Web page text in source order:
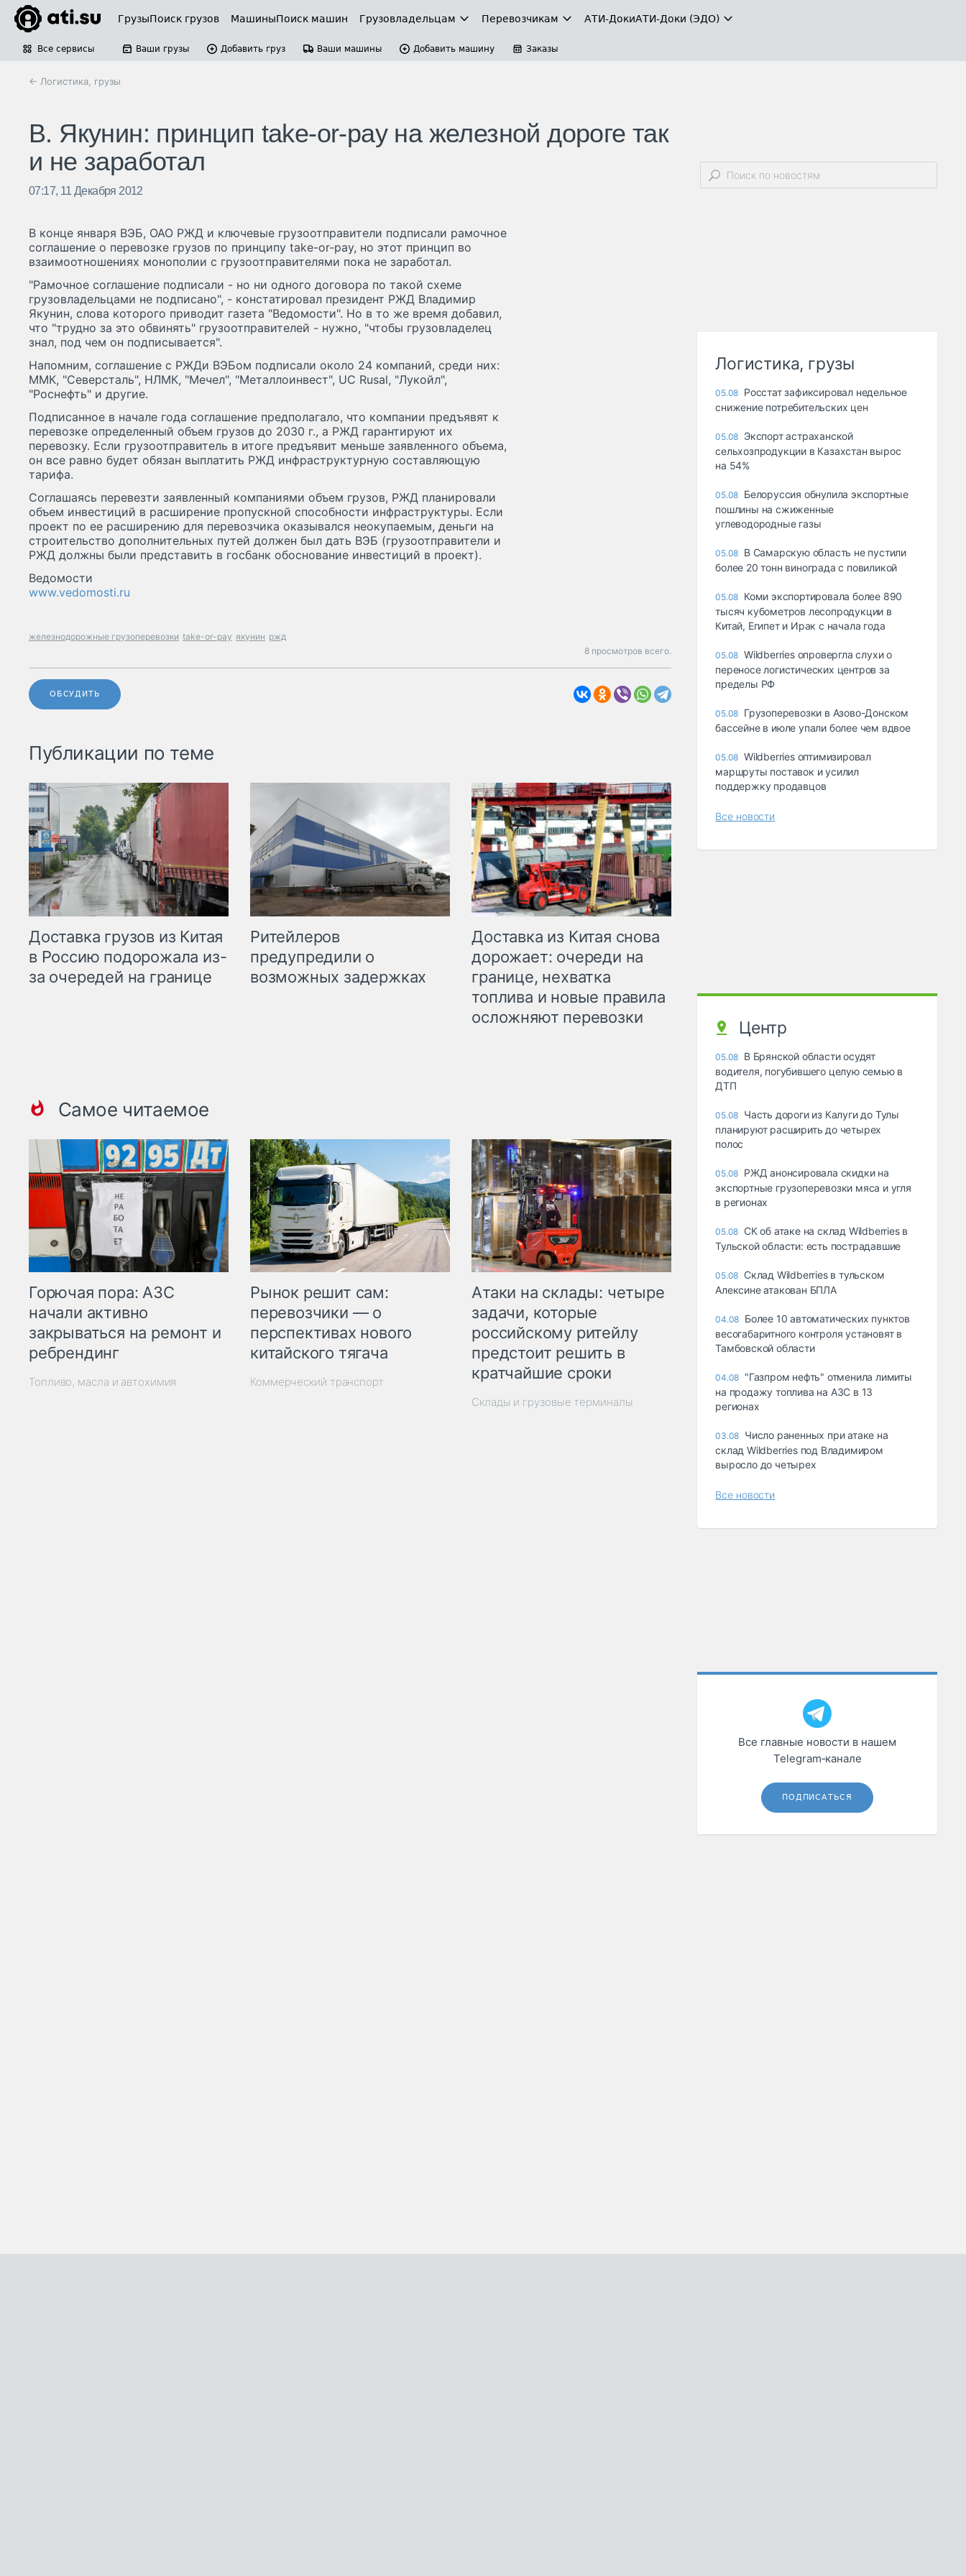
ГрузыПоиск грузов МашиныПоиск машин Грузовладельцам Перевозчикам АТИ-ДокиАТИ-Доки (ЭДО)
Все сервисы Ваши грузы Добавить груз Ваши машины Добавить машину Заказы
← Логистика, грузы
В. Якунин: принцип take-or-pay на железной дороге так
и не заработал
07:17, 11 Декабря 2012
В конце января ВЭБ, ОАО РЖД и ключевые грузоотправители подписали рамочное
соглашение о перевозке грузов по принципу take-or-pay, но этот принцип во
взаимоотношениях монополии с грузоотправителями пока не заработал.
"Рамочное соглашение подписали - но ни одного договора по такой схеме
грузовладельцами не подписано", - констатировал президент РЖД Владимир
Якунин, слова которого приводит газета "Ведомости". Но в то же время добавил,
что "трудно за это обвинять" грузоотправителей - нужно, "чтобы грузовладелец
знал, под чем он подписывается".
Напомним, соглашение с РЖДи ВЭБом подписали около 24 компаний, среди них:
ММК, "Северсталь", НЛМК, "Мечел", "Металлоинвест", UC Rusal, "Лукойл",
"Роснефть" и другие.
Подписанное в начале года соглашение предполагало, что компании предъявят к
перевозке определенный объем грузов до 2030 г., а РЖД гарантируют их
перевозку. Если грузоотправитель в итоге предъявит меньше заявленного объема,
он все равно будет обязан выплатить РЖД инфраструктурную составляющую
тарифа.
Соглашаясь перевезти заявленный компаниями объем грузов, РЖД планировали
объем инвестиций в расширение пропускной способности инфраструктуры. Если
проект по ее расширению для перевозчика оказывался неокупаемым, деньги на
строительство дополнительных путей должен был дать ВЭБ (грузоотправители и
РЖД должны были представить в госбанк обоснование инвестиций в проект).
Ведомости
www.vedomosti.ru
железнодорожные грузоперевозки take-or-pay якунин ржд
8 просмотров всего.
ОБСУДИТЬ
Публикации по теме
Доставка грузов из Китая
в Россию подорожала из-
за очередей на границе
Ритейлеров
предупредили о
возможных задержках
Доставка из Китая снова
дорожает: очереди на
границе, нехватка
топлива и новые правила
осложняют перевозки
Самое читаемое
Горючая пора: АЗС
начали активно
закрываться на ремонт и
ребрендинг
Топливо, масла и автохимия
Рынок решит сам:
перевозчики — о
перспективах нового
китайского тягача
Коммерческий транспорт
Атаки на склады: четыре
задачи, которые
российскому ритейлу
предстоит решить в
кратчайшие сроки
Склады и грузовые терминалы
Логистика, грузы
05.08 Росстат зафиксировал недельное
снижение потребительских цен
05.08 Экспорт астраханской
сельхозпродукции в Казахстан вырос
на 54%
05.08 Белоруссия обнулила экспортные
пошлины на сжиженные
углеводородные газы
05.08 В Самарскую область не пустили
более 20 тонн винограда с повиликой
05.08 Коми экспортировала более 890
тысяч кубометров лесопродукции в
Китай, Египет и Ирак с начала года
05.08 Wildberries опровергла слухи о
переносе логистических центров за
пределы РФ
05.08 Грузоперевозки в Азово-Донском
бассейне в июле упали более чем вдвое
05.08 Wildberries оптимизировал
маршруты поставок и усилил
поддержку продавцов
Все новости
Центр
05.08 В Брянской области осудят
водителя, погубившего целую семью в
ДТП
05.08 Часть дороги из Калуги до Тулы
планируют расширить до четырех
полос
05.08 РЖД анонсировала скидки на
экспортные грузоперевозки мяса и угля
в регионах
05.08 СК об атаке на склад Wildberries в
Тульской области: есть пострадавшие
05.08 Склад Wildberries в тульском
Алексине атакован БПЛА
04.08 Более 10 автоматических пунктов
весогабаритного контроля установят в
Тамбовской области
04.08 "Газпром нефть" отменила лимиты
на продажу топлива на АЗС в 13
регионах
03.08 Число раненных при атаке на
склад Wildberries под Владимиром
выросло до четырех
Все новости
Все главные новости в нашем
Telegram‑канале
ПОДПИСАТЬСЯ